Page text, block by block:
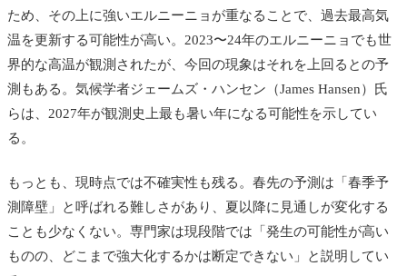
ため、その上に強いエルニーニョが重なることで、過去最高気
温を更新する可能性が高い。2023〜24年のエルニーニョでも世
界的な高温が観測されたが、今回の現象はそれを上回るとの予
測もある。気候学者ジェームズ・ハンセン（James Hansen）氏
らは、2027年が観測史上最も暑い年になる可能性を示してい
る。
もっとも、現時点では不確実性も残る。春先の予測は「春季予
測障壁」と呼ばれる難しさがあり、夏以降に見通しが変化する
ことも少なくない。専門家は現段階では「発生の可能性が高い
ものの、どこまで強大化するかは断定できない」と説明してい